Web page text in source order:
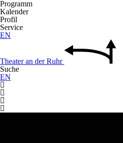
Programm
Kalender
Profil
Service
EN
Theateran derRuhr
Suche
EN



